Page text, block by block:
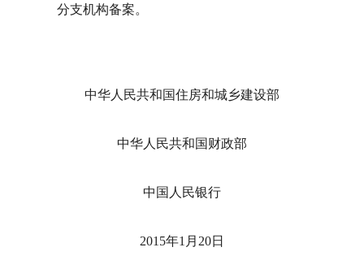
分支机构备案。
中华人民共和国住房和城乡建设部
中华人民共和国财政部
中国人民银行
2015年1月20日